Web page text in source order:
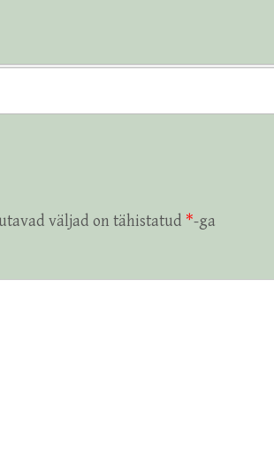
väljad on tähistatud *-ga